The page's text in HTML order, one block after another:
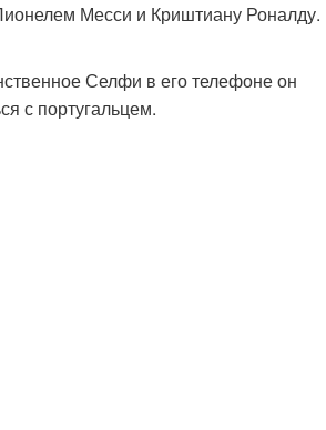
Месси и Криштиану Роналду.
Селфи в его телефоне он
с португальцем.